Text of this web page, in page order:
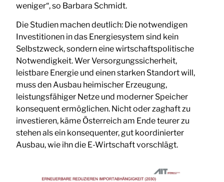
weniger“, so Barbara Schmidt.
Die Studien machen deutlich: Die notwendigen
Investitionen in das Energiesystem sind kein
Selbstzweck, sondern eine wirtschaftspolitische
Notwendigkeit. Wer Versorgungssicherheit,
leistbare Energie und einen starken Standort will,
muss den Ausbau heimischer Erzeugung,
leistungsfähiger Netze und moderner Speicher
konsequent ermöglichen. Nicht oder zaghaft zu
investieren, käme Österreich am Ende teurer zu
stehen als ein konsequenter, gut koordinierter
Ausbau, wie ihn die E-Wirtschaft vorschlägt.